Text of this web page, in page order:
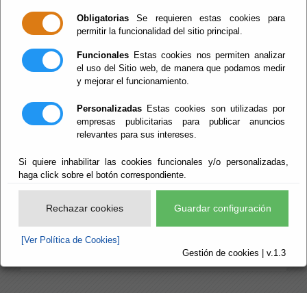
Obligatorias Se requieren estas cookies para
permitir la funcionalidad del sitio principal.
Funcionales Estas cookies nos permiten analizar
el uso del Sitio web, de manera que podamos medir
y mejorar el funcionamiento.
Personalizadas Estas cookies son utilizadas por
empresas publicitarias para publicar anuncios
relevantes para sus intereses.
Si quiere inhabilitar las cookies funcionales y/o personalizadas,
haga click sobre el botón correspondiente.
Rechazar cookies Guardar configuración
[Ver Política de Cookies]
Gestión de cookies | v.1.3
Actualidad por Fechas
organizadas por Fechas
Actualidad por Temas
Noticias de la Red Provincial de Actualidad
organizadas por Tema
Histórico por Fechas
Noticias históricas de la Red Provincial
organizadas por Fechas
Noticias históricas de la Red Provincial
organizadas por Temas